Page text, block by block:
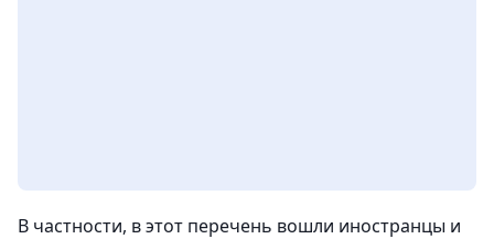
В частности, в этот перечень вошли иностранцы и